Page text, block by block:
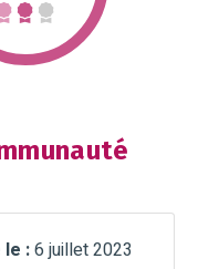
:6 juillet 2023